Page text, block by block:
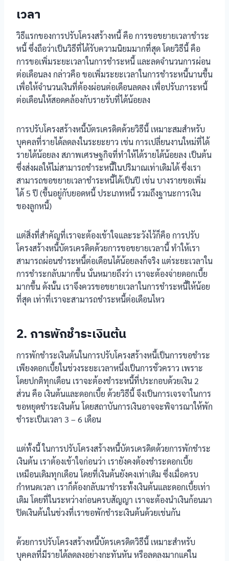
เวลา
วิธีแรกของการปรับโครงสร้างหนี้ คือ การขอขยายเวลาชำระ
หนี้ ซึ่งถือว่าเป็นวิธีที่ได้รับความนิยมมากที่สุด โดยวิธีนี้ คือ
การขอเพิ่มระยะเวลาในการชำระหนี้ และลดจำนวนการผ่อน
ต่อเดือนลง กล่าวคือ ขอเพิ่มระยะเวลาในการชำระหนี้นานขึ้น
เพื่อให้จำนวนเงินที่ต้องผ่อนต่อเดือนลดลง เพื่อปรับภาระหนี้
ต่อเดือนให้สอดคล้องกับรายรับที่ได้น้อยลง
การปรับโครงสร้างหนี้บัตรเครดิตด้วยวิธีนี้ เหมาะสมสำหรับ
บุคคลที่รายได้ลดลงในระยะยาว เช่น การเปลี่ยนงานใหม่ที่ได้
รายได้น้อยลง สภาพเศรษฐกิจที่ทำให้ได้รายได้น้อยลง เป็นต้น
ซึ่งส่งผลให้ไม่สามารถชำระหนี้ในปริมาณเท่าเดิมได้ ซึ่งเรา
สามารถขอขยายเวลาชำระหนี้ได้เป็นปี เช่น บางรายขอเพิ่ม
ได้ 5 ปี (ขึ้นอยู่กับยอดหนี้ ประเภทหนี้ รวมถึงฐานะการเงิน
ของลูกหนี้)
แต่สิ่งที่สำคัญที่เราจะต้องเข้าใจและระวังไว้ก็คือ การปรับ
โครงสร้างหนี้บัตรเครดิตด้วยการขอขยายเวลานี้ ทำให้เรา
สามารถผ่อนชำระหนี้ต่อเดือนได้น้อยลงก็จริง แต่ระยะเวลาใน
การชำระกลับมากขึ้น นั่นหมายถึงว่า เราจะต้องจ่ายดอกเบี้ย
มากขึ้น ดังนั้น เราจึงควรขอขยายเวลาในการชำระหนี้ให้น้อย
ที่สุด เท่าที่เราจะสามารถชำระหนี้ต่อเดือนไหว
2. การพักชำระเงินต้น
การพักชำระเงินต้นในการปรับโครงสร้างหนี้เป็นการขอชำระ
เพียงดอกเบี้ยในช่วงระยะเวลาหนึ่งเป็นการชั่วคราว เพราะ
โดยปกติทุกเดือน เราจะต้องชำระหนี้ที่ประกอบด้วยเงิน 2
ส่วน คือ เงินต้นและดอกเบี้ย ด้วยวิธีนี้ จึงเป็นการเจรจาในการ
ขอหยุดชำระเงินต้น โดยสถาบันการเงินอาจจะพิจารณาให้พัก
ชำระเป็นเวลา 3 – 6 เดือน
แต่ทั้งนี้ ในการปรับโครงสร้างหนี้บัตรเครดิตด้วยการพักชำระ
เงินต้น เราต้องเข้าใจก่อนว่า เรายังคงต้องชำระดอกเบี้ย
เหมือนเดิมทุกเดือน โดยที่เงินต้นยังคงเท่าเดิม ซึ่งเมื่อครบ
กำหนดเวลา เราก็ต้องกลับมาชำระทั้งเงินต้นและดอกเบี้ยเท่า
เดิม โดยที่ในระหว่างก่อนครบสัญญา เราจะต้องนำเงินก้อนมา
ปิดเงินต้นในช่วงที่เราขอพักชำระเงินต้นด้วยเช่นกัน
ด้วยการปรับโครงสร้างหนี้บัตรเครดิตวิธีนี้ เหมาะสำหรับ
บุคคลที่มีรายได้ลดลงอย่างกะทันหัน หรือลดลงมากแค่ใน